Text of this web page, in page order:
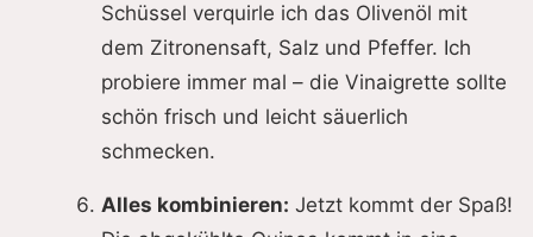
Schüssel verquirle ich das Olivenöl mit
dem Zitronensaft, Salz und Pfeffer. Ich
probiere immer mal – die Vinaigrette sollte
schön frisch und leicht säuerlich
schmecken.
Alles kombinieren: Jetzt kommt der Spaß!